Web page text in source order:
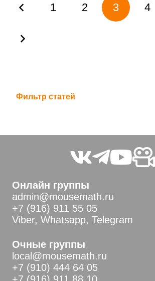
1 2 3 4
Фильтр статей
Онлайн группы
admin@mousemath.ru
+7 (916) 911 55 05
Viber, Whatsapp, Telegram
Очные группы
local@mousemath.ru
+7 (910) 444 64 05